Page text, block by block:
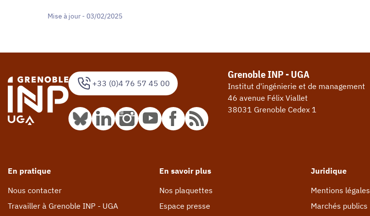
Mise à jour - 03/02/2025
+33 (0)4 76 57 45 00
Grenoble INP - UGA
Institut d'ingénierie et de management
46 avenue Félix Viallet
38031 Grenoble Cedex 1
En pratique
Nous contacter
Travailler à Grenoble INP - UGA
En savoir plus
Nos plaquettes
Espace presse
Juridique
Mentions légales
Marchés publics